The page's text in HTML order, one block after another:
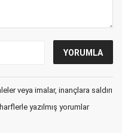
veya imalar, inançlara saldırı
yazılmış yorumlar